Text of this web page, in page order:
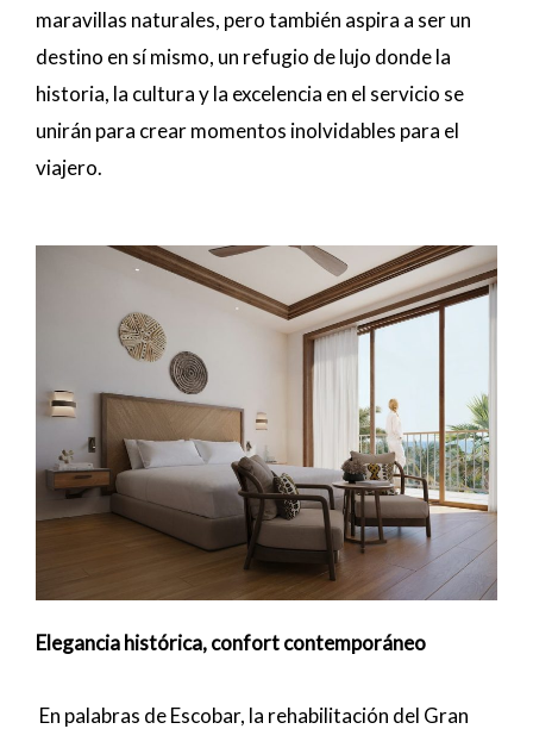
maravillas naturales, pero también aspira a ser un
destino en sí mismo, un refugio de lujo donde la
historia, la cultura y la excelencia en el servicio se
unirán para crear momentos inolvidables para el
viajero.
Elegancia histórica, confort contemporáneo
En palabras de Escobar, la rehabilitación del Gran